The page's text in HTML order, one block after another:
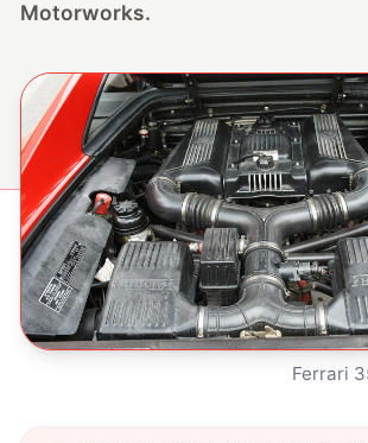
Motorworks.
Ferrari